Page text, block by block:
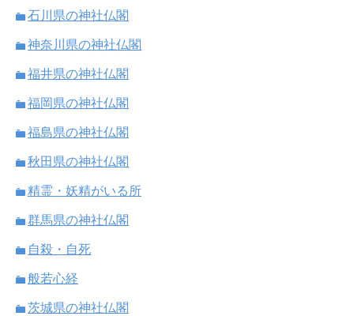
石川県の神社仏閣
神奈川県の神社仏閣
福井県の神社仏閣
福岡県の神社仏閣
福島県の神社仏閣
秋田県の神社仏閣
精霊・妖精がいる所
群馬県の神社仏閣
自殺・自死
般若心経
茨城県の神社仏閣